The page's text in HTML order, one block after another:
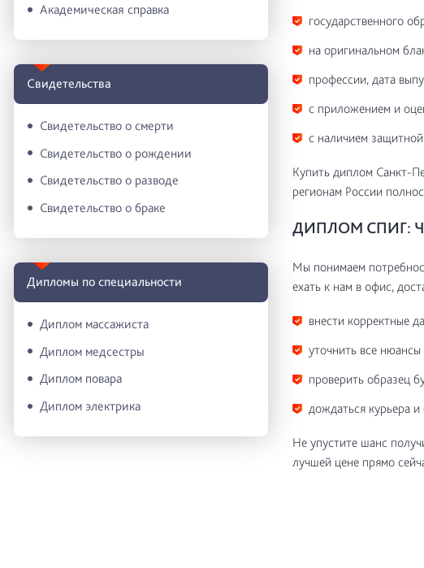
Академическая справка
Свидетельства
Свидетельство о смерти
Свидетельство о рождении
Свидетельство о разводе
Свидетельство о браке
Дипломы по специальности
Диплом массажиста
Диплом медсестры
Диплом повара
Диплом электрика
государственного
на оригинальном
профессии, дата
с приложением и
с наличием
Купить диплом Санкт-
регионам России
ДИПЛОМ СПИГ:
Мы понимаем
ехать к нам в офис,
внести корректные
уточнить все
проверить образец
дождаться курьера и
Не упустите шанс
лучшей цене прямо